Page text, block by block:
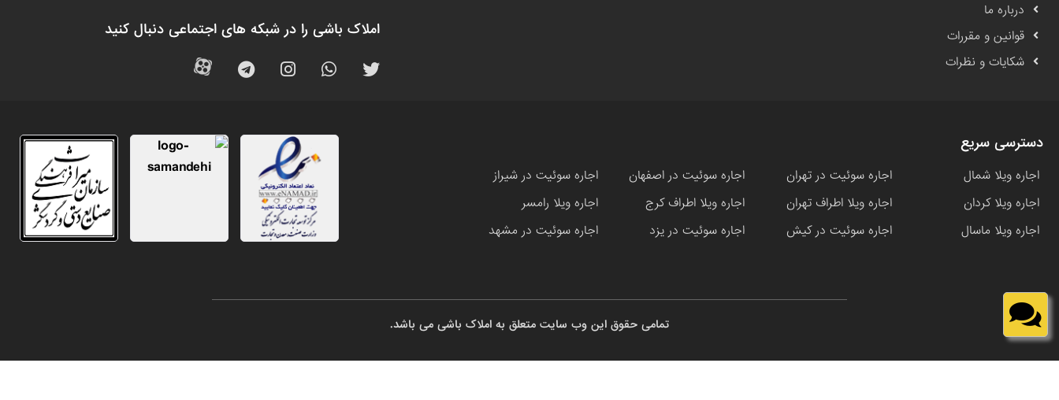
درباره ما
قوانین و مقررات
شکایات و نظرات
املاک باشی را در شبکه های اجتماعی دنبال کنید
دسترسی سریع
اجاره ویلا شمال اجاره سوئیت در تهران اجاره سوئیت در اصفهان
اجاره سوئیت در شیراز
اجاره ویلا کردان
اجاره ویلا اطراف تهران اجاره ویلا اطراف کرج
اجاره ویلا رامسر
اجاره ویلا ماسال
اجاره سوئیت در کیش اجاره سوئیت در یزد اجاره سوئیت در مشهد
تمامی حقوق این وب سایت متعلق به املاک باشی می باشد.